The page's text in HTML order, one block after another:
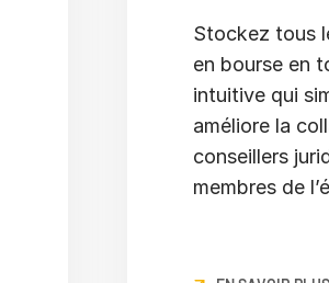
Stockez tous
en bourse en
intuitive qui
améliore la
conseillers
membres de